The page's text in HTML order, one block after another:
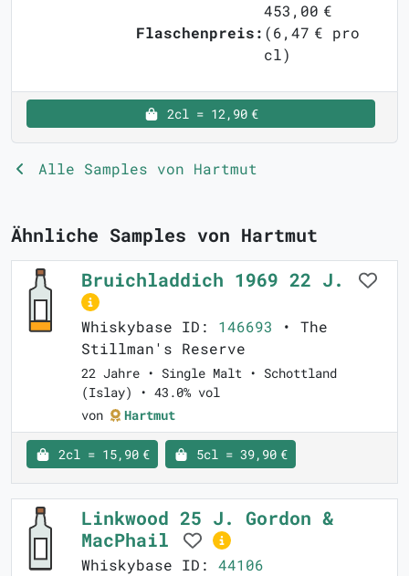
Flaschenpreis:
453,00 €
(6,47 € pro
cl)
2cl = 12,90 €
Alle Samples von Hartmut
Ähnliche Samples von Hartmut
Bruichladdich 1969 22 J.
Whiskybase ID: 146693 • The
Stillman's Reserve
22 Jahre • Single Malt • Schottland
(Islay) • 43.0% vol
von
Hartmut
2cl = 15,90 € 5cl = 39,90 €
Linkwood 25 J. Gordon &
MacPhail
Whiskybase ID: 44106